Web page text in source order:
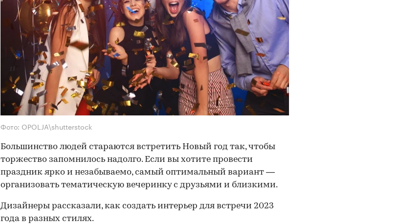
Фото: OPOLJA\shutterstock
Большинство людей стараются встретить Новый год так, чтобы
торжество запомнилось надолго. Если вы хотите провести
праздник ярко и незабываемо, самый оптимальный вариант —
организовать тематическую вечеринку с друзьями и близкими.
Дизайнеры рассказали, как создать интерьер для встречи 2023
года в разных стилях.